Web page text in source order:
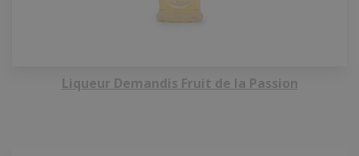
Liqueur Demandis Fruit de la Passion